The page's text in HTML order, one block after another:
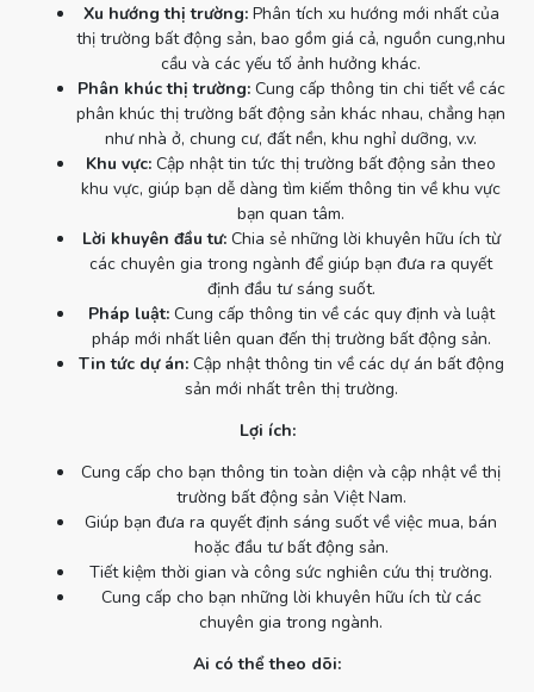
Xu hướng thị trường:Phân tích xu hướng mới nhất của
thị trường bất động sản, bao gồm giá cả, nguồn cung,nhu
cầu và các yếu tố ảnh hưởng khác.
Phân khúc thị trường:Cung cấp thông tin chi tiết về các
phân khúc thị trường bất động sản khác nhau, chẳng hạn
như nhà ở, chung cư, đất nền, khu nghỉ dưỡng, v.v.
Khu vực: Cập nhật tin tức thị trường bất động sản theo
khu vực, giúp bạn dễ dàng tìm kiếm thông tin về khu vực
bạn quan tâm.
Lời khuyên đầu tư:Chia sẻ những lời khuyên hữu ích từ
các chuyên gia trong ngành để giúp bạn đưa ra quyết
định đầu tư sáng suốt.
Pháp luật:Cung cấp thông tin về các quy định và luật
pháp mới nhất liên quan đến thị trường bất động sản.
Tin tức dự án:Cập nhật thông tin về các dự án bất động
sản mới nhất trên thị trường.
Lợi ích:
Cung cấp cho bạn thông tin toàn diện và cập nhật về thị
trường bất động sản Việt Nam.
Giúp bạn đưa ra quyết định sáng suốt về việc mua, bán
hoặc đầu tư bất động sản.
Tiết kiệm thời gian và công sức nghiên cứu thị trường.
Cung cấp cho bạn những lời khuyên hữu ích từ các
chuyên gia trong ngành.
Ai có thể theo dõi: